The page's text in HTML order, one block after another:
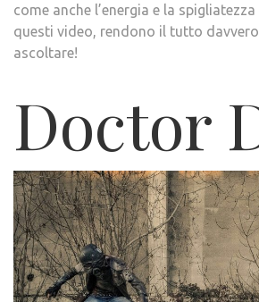
come anche l’energia e la
questi video, rendono il tutto
ascoltare!
Doctor